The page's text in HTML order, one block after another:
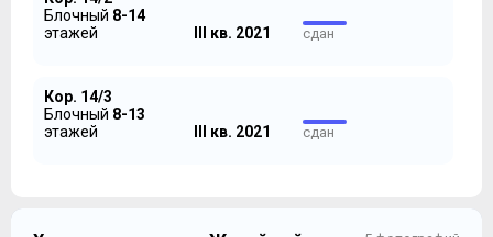
Блочный 8-14
этажей
III кв. 2021 сдан
Кор. 14/3
Блочный 8-13
этажей
III кв. 2021 сдан